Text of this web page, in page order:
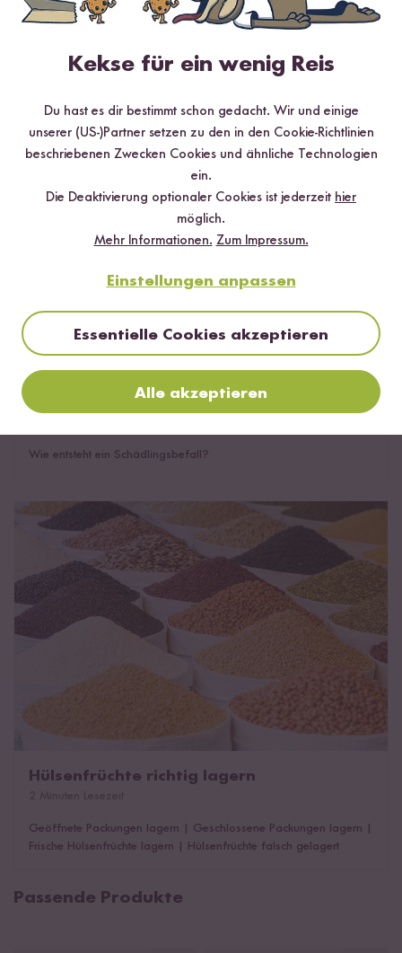
Schutz vor Schädlingen beim Hersteller
Schädlingsbefall bei Reis
Wie entsteht ein Schädlingsbefall?
Schädlingsbefall bei Reis
Hülsenfrüchte richtig lagern
Geöffnete Packungen lagern | Geschlossene Packungen lagern |
Frische Hülsenfrüchte lagern | Hülsenfrüchte falsch gelagert
Hülsenfrüchte richtig lagern
Passende Produkte
Kekse für ein wenig Reis
Du hast es dir bestimmt schon gedacht. Wir und einige
unserer (US-)Partner setzen zu den in den Cookie-Richtlinien
beschriebenen Zwecken Cookies und ähnliche Technologien
ein.
Die Deaktivierung optionaler Cookies ist jederzeit hier
möglich.
Mehr Informationen. Zum Impressum.
Einstellungen anpassen
Essentielle Cookies akzeptieren
Alle akzeptieren